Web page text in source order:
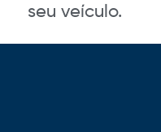
seu veículo.